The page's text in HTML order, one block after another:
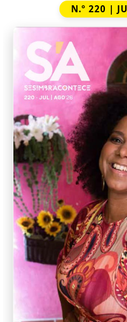
N.º 220 |